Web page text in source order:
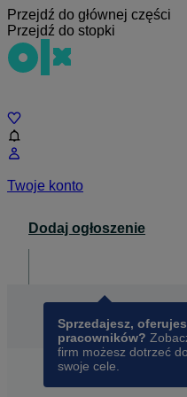
Przejdź do głównej części
Przejdź do stopki
Twoje konto
Dodaj ogłoszenie
Sprzedajesz,
pracowników?
firm możesz dotrzeć
swoje cele.